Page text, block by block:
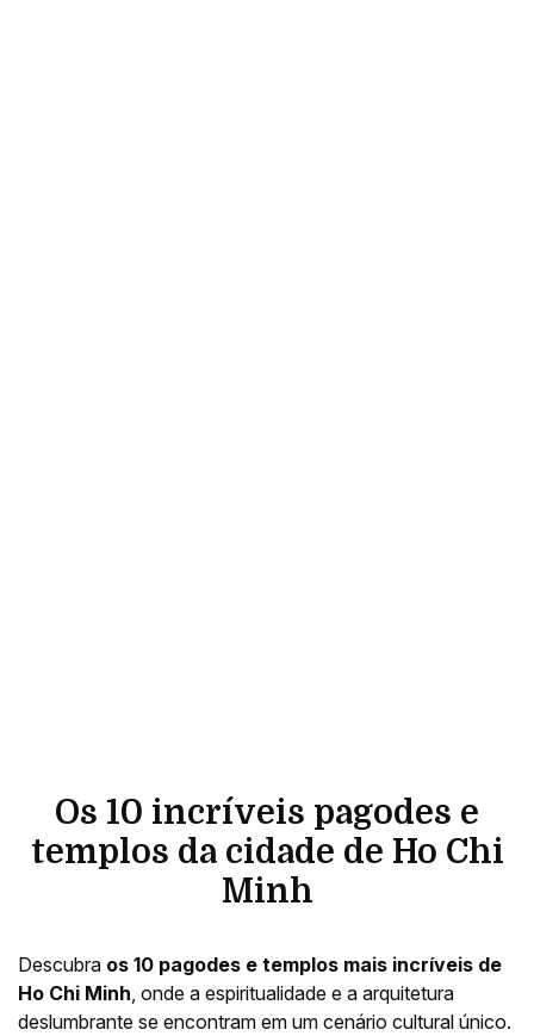
Os 10 incríveis pagodes e
templos da cidade de Ho Chi
Minh
Descubra os 10 pagodes e templos mais incríveis de
Ho Chi Minh, onde a espiritualidade e a arquitetura
deslumbrante se encontram em um cenário cultural único.